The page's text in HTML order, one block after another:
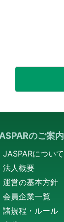
のご案内
JASPARについて
法人概要
運営の基本方針
会員企業一覧
諸規程・ルール